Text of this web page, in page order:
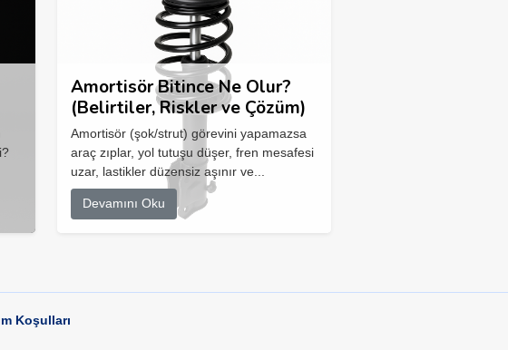
Amortisör Bitince Ne Olur?
(Belirtiler, Riskler ve Çözüm)
Amortisör (şok/strut) görevini yapamazsa
araç zıplar, yol tutuşu düşer, fren mesafesi
uzar, lastikler düzensiz aşınır ve...
Devamını Oku
Koşulları